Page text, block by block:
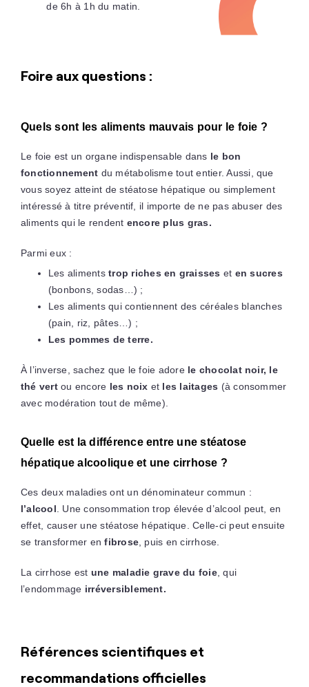
de 6h à 1h du matin.
Foire aux questions :
Quels sont les aliments mauvais pour le foie ?
Le foie est un organe indispensable dans le bon
fonctionnement du métabolisme tout entier. Aussi, que
vous soyez atteint de stéatose hépatique ou simplement
intéressé à titre préventif, il importe de ne pas abuser des
aliments qui le rendent encore plus gras.
Parmi eux :
Les alimentstrop riches en graisses et en sucres
(bonbons, sodas…) ;
Les aliments qui contiennent des céréales blanches
(pain, riz, pâtes…) ;
Les pommes de terre.
À l’inverse, sachez que le foie adore le chocolat noir, le
thé vertou encore les noix et les laitages (à consommer
avec modération tout de même).
Quelle est la différence entre une stéatose
hépatique alcoolique et une cirrhose ?
Ces deux maladies ont un dénominateur commun :
l’alcool . Une consommation trop élevée d’alcool peut, en
effet, causer une stéatose hépatique. Celle-ci peut ensuite
se transformer enfibrose , puis en cirrhose.
La cirrhose est une maladie grave du foie, qui
l’endommage irréversiblement.
Références scientifiques et
recommandations officielles